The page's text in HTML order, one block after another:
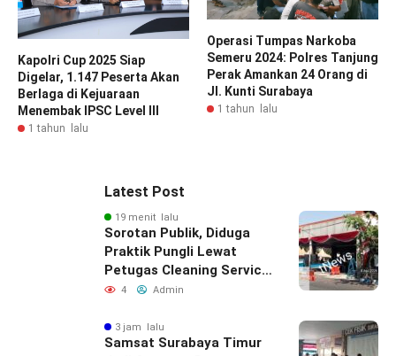
Kapolri Cup 2025 Siap
Digelar, 1.147 Peserta Akan
Berlaga di Kejuaraan
Menembak IPSC Level III
1 tahun lalu
Operasi Tumpas Narkoba
Semeru 2024: Polres Tanjung
Perak Amankan 24 Orang di
Jl. Kunti Surabaya
1 tahun lalu
Latest Post
19 menit lalu
Sorotan Publik, Diduga
Praktik Pungli Lewat
Petugas Cleaning Service
Samsat Timur
4 Admin
3 jam lalu
Samsat Surabaya Timur